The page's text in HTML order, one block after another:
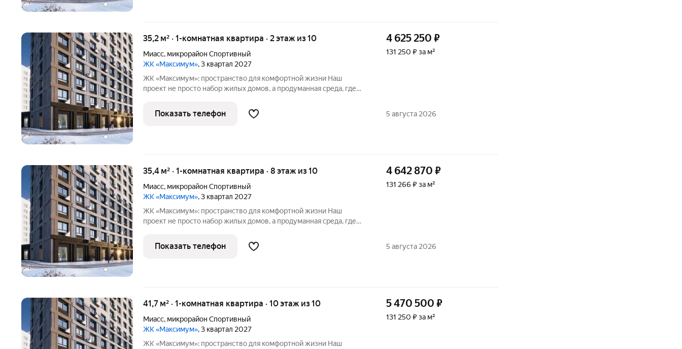
35,2 м² · 1-комнатная квартира · 2 этаж из 10
Миасс, микрорайон Спортивный
ЖК «Максимум», 3 квартал 2027
ЖК «Максимум»: пространство для комфортной жизни Наш
проект не просто набор жилых домов, а продуманная среда, где
познакомиться с жилым комплексом «Максимум». Чем
выделяется комплекс: -
4 625 250 ₽
131 250 ₽ за м²
Показать телефон 5 августа 2026
35,4 м² · 1-комнатная квартира · 8 этаж из 10
Миасс, микрорайон Спортивный
ЖК «Максимум», 3 квартал 2027
ЖК «Максимум»: пространство для комфортной жизни Наш
проект не просто набор жилых домов, а продуманная среда, где
познакомиться с ЖК «Максимум»: здесь каждая деталь работает
на удобство и комфорт
4 642 870 ₽
131 266 ₽ за м²
Показать телефон 5 августа 2026
41,7 м² · 1-комнатная квартира · 10 этаж из 10
Миасс, микрорайон Спортивный
ЖК «Максимум», 3 квартал 2027
ЖК «Максимум»: пространство для комфортной жизни Наш
5 470 500 ₽
131 250 ₽ за м²